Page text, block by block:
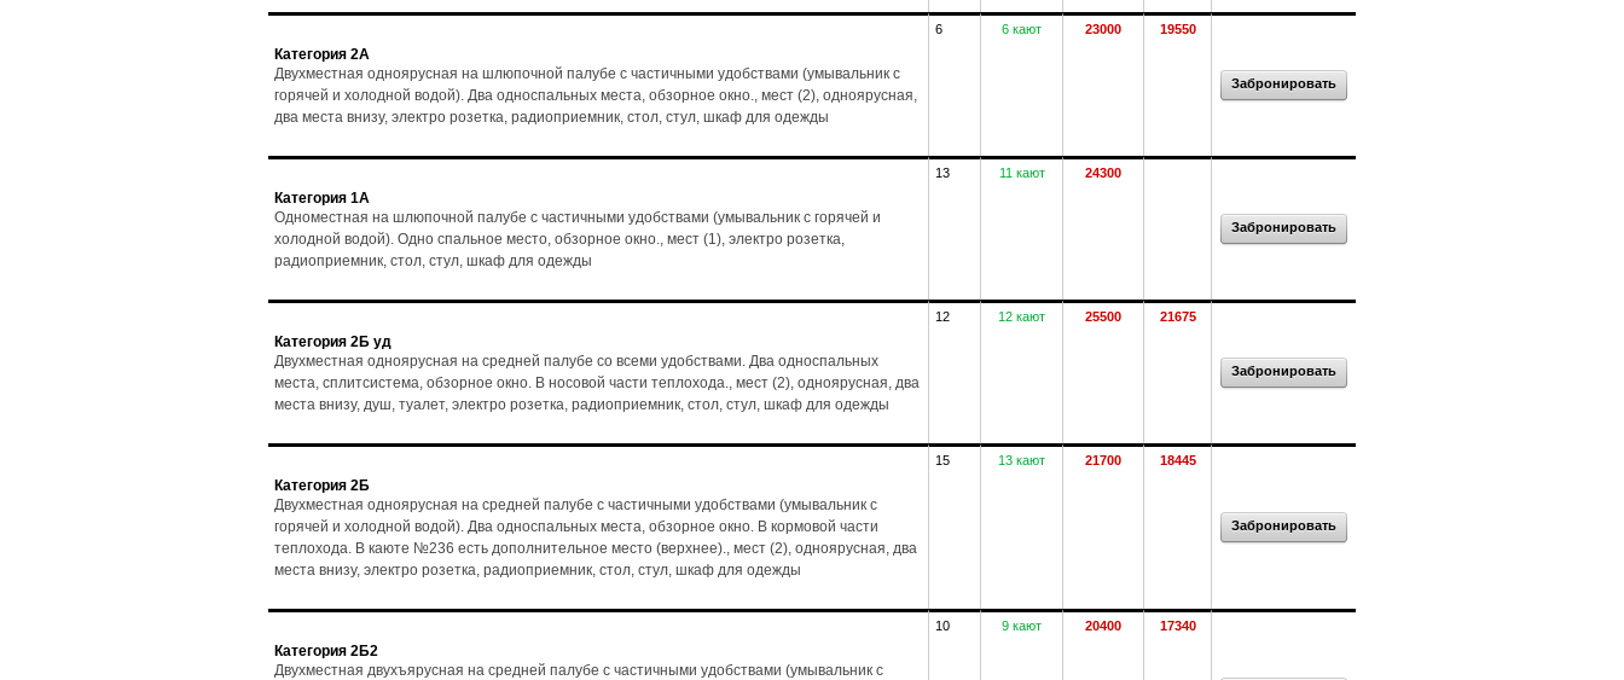
Категория 2А
Двухместная одноярусная на шлюпочной палубе с частичными удобствами (умывальник с
горячей и холодной водой). Два односпальных места, обзорное окно., мест (2), одноярусная,
два места внизу, электро розетка, радиоприемник, стол, стул, шкаф для одежды
6 6 кают 23000 19550
Забронировать
Категория 1А
Одноместная на шлюпочной палубе с частичными удобствами (умывальник с горячей и
холодной водой). Одно спальное место, обзорное окно., мест (1), электро розетка,
радиоприемник, стол, стул, шкаф для одежды
13 11 кают 24300
Забронировать
Категория 2Б уд
Двухместная одноярусная на средней палубе со всеми удобствами. Два односпальных
места, сплитсистема, обзорное окно. В носовой части теплохода., мест (2), одноярусная, два
места внизу, душ, туалет, электро розетка, радиоприемник, стол, стул, шкаф для одежды
12 12 кают 25500 21675
Забронировать
Категория 2Б
Двухместная одноярусная на средней палубе с частичными удобствами (умывальник с
горячей и холодной водой). Два односпальных места, обзорное окно. В кормовой части
теплохода. В каюте №236 есть дополнительное место (верхнее)., мест (2), одноярусная, два
места внизу, электро розетка, радиоприемник, стол, стул, шкаф для одежды
15 13 кают 21700 18445
Забронировать
Категория 2Б2
Двухместная двухъярусная на средней палубе с частичными удобствами (умывальник с
10 9 кают 20400 17340